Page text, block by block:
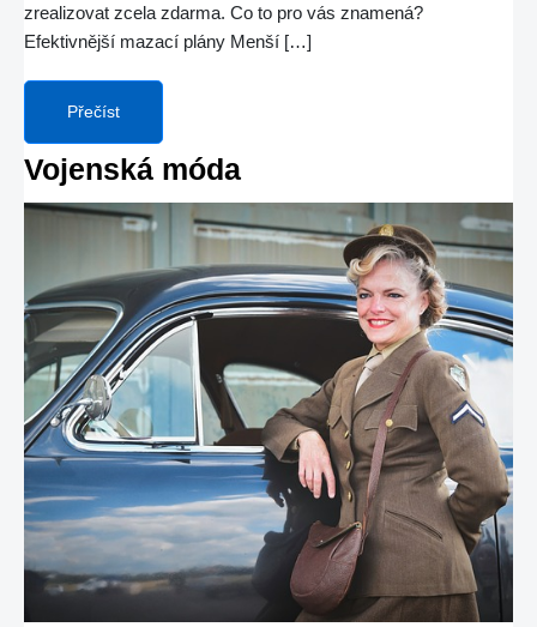
zrealizovat zcela zdarma. Co to pro vás znamená?
Efektivnější mazací plány Menší […]
Přečíst
Vojenská móda